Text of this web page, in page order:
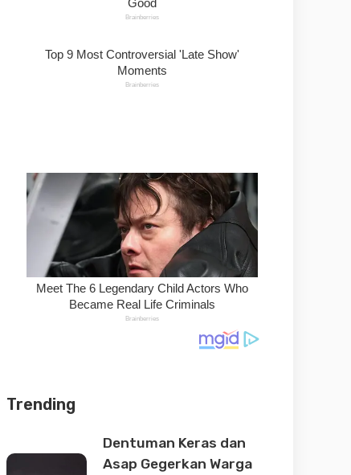
Trending
Dentuman Keras dan
Asap Gegerkan Warga